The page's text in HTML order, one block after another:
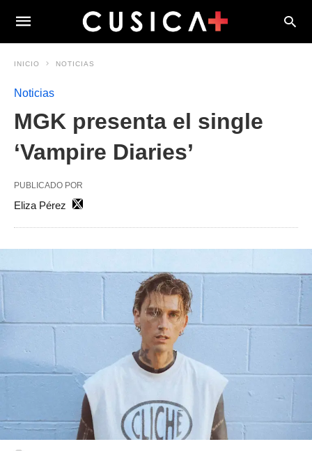
INICIO NOTICIAS
Noticias
MGK presenta el single
‘Vampire Diaries’
PUBLICADO POR
Eliza Pérez